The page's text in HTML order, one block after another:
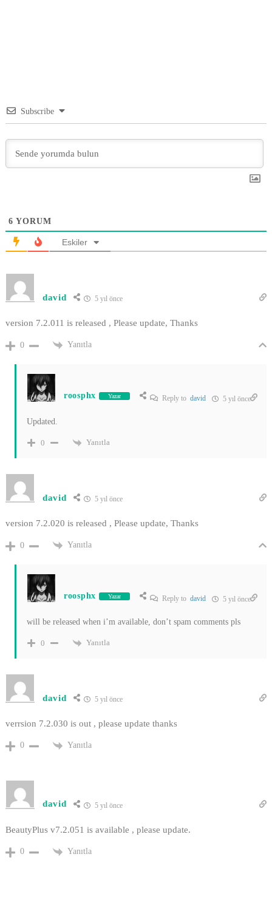
Subscribe
6 YORUM
Eskiler
david 5 yıl önce
version 7.2.011 is released , Please update, Thanks
0 Yanıtla
roosphx Yazar Reply to david 5 yıl önce
Updated.
0 Yanıtla
david 5 yıl önce
version 7.2.020 is released , Please update, Thanks
0 Yanıtla
roosphx Yazar Reply to david 5 yıl önce
will be released when i’m available, don’t spam comments pls
0 Yanıtla
david 5 yıl önce
verrsion 7.2.030 is out , please update thanks
0 Yanıtla
david 5 yıl önce
BeautyPlus v7.2.051 is available , please update.
0 Yanıtla